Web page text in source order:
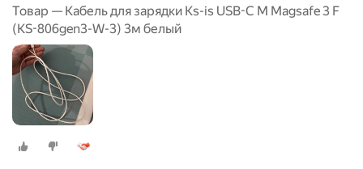
Товар — Кабель для зарядки Ks-is USB-C M Magsafe 3 F
(KS-806gen3-W-3) 3м белый